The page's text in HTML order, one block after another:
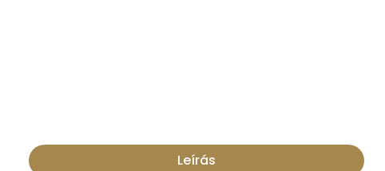
Leírás